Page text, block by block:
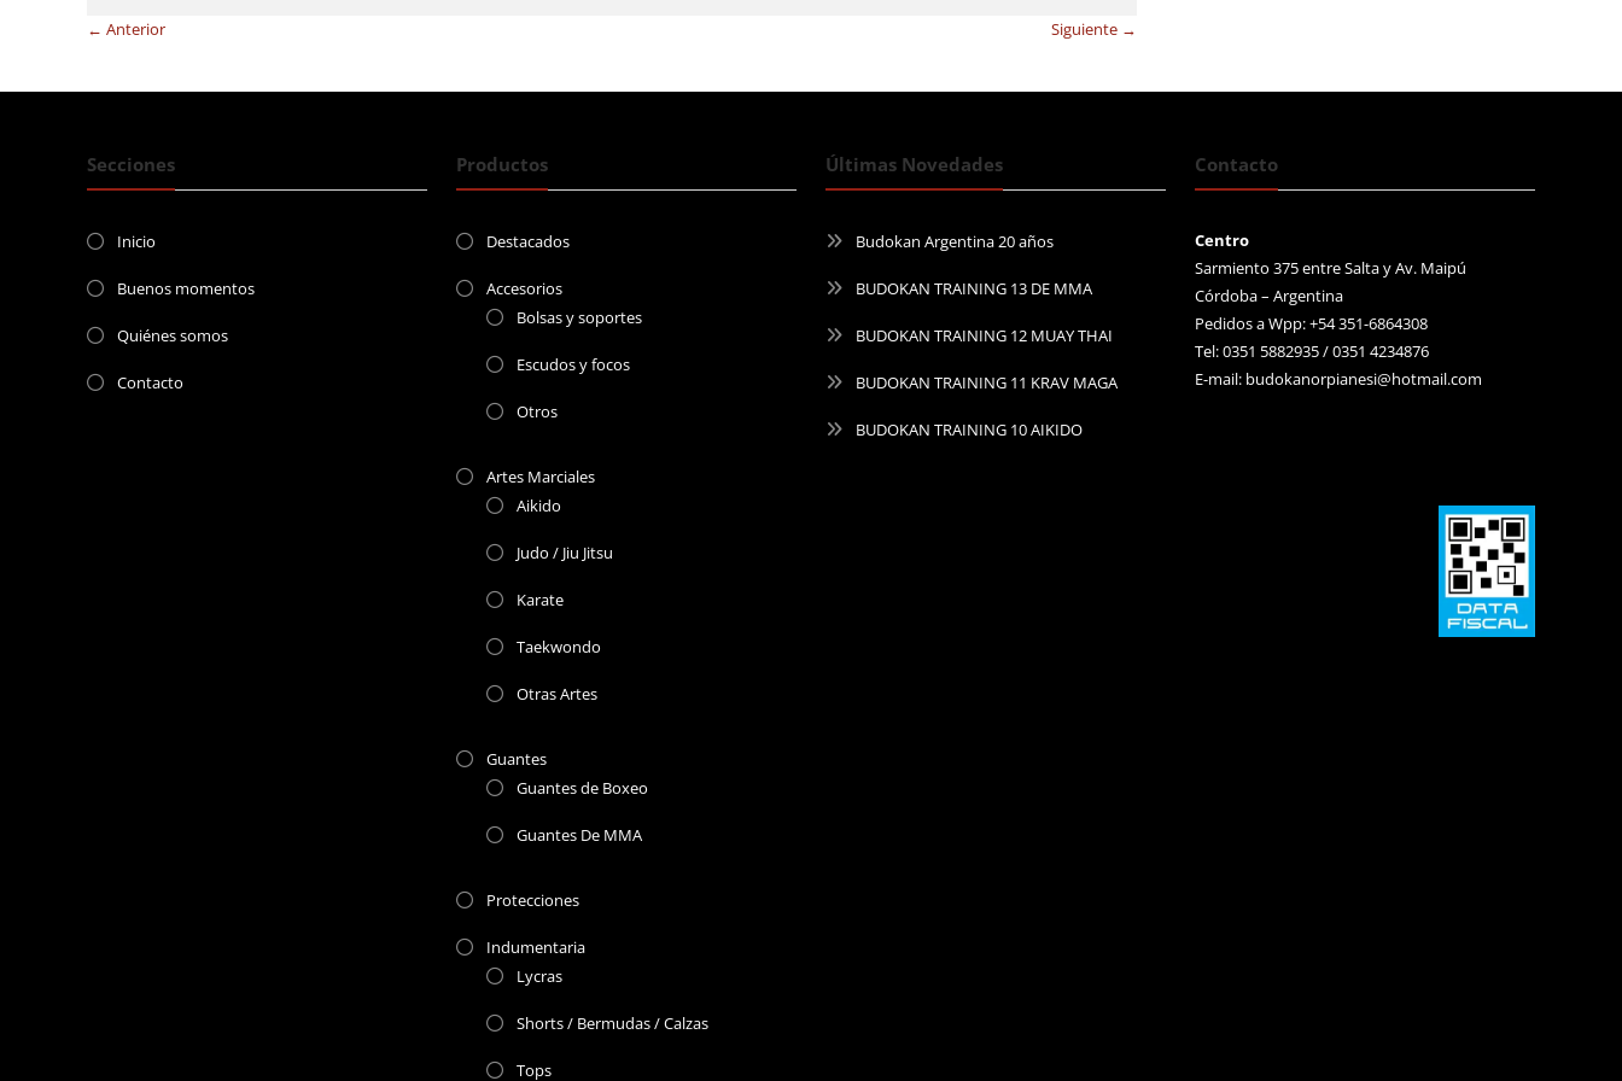
← Anterior Siguiente →
Secciones
Inicio
Buenos momentos
Quiénes somos
Contacto
Productos
Destacados
Accesorios
Bolsas y soportes
Escudos y focos
Otros
Artes Marciales
Aikido
Judo / Jiu Jitsu
Karate
Taekwondo
Otras Artes
Guantes
Guantes de Boxeo
Guantes De MMA
Protecciones
Indumentaria
Lycras
Shorts / Bermudas / Calzas
Tops
Últimas Novedades
Budokan Argentina 20 años
BUDOKAN TRAINING 13 DE MMA
BUDOKAN TRAINING 12 MUAY THAI
BUDOKAN TRAINING 11 KRAV MAGA
BUDOKAN TRAINING 10 AIKIDO
Contacto
Centro
Sarmiento 375 entre Salta y Av. Maipú
Córdoba – Argentina
Pedidos a Wpp: +54 351-6864308
Tel: 0351 5882935 / 0351 4234876
E-mail: budokanorpianesi@hotmail.com